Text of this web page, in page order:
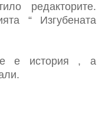
редакторите.
“ Изгубената
е история , а